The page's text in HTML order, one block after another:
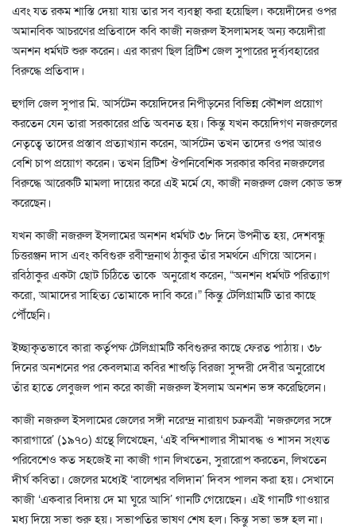
এবং যত রকম শাস্তি দেয়া যায় তার সব ব্যবস্থা করা হয়েছিল। কয়েদীদের ওপর
অমানবিক আচরণের প্রতিবাদে কবি কাজী নজরুল ইসলামসহ অন্য কয়েদীরা
অনশন ধর্মঘট শুরু করেন। এর কারণ ছিল ব্রিটিশ জেল সুপারের দুর্ব্যবহারের
বিরুদ্ধে প্রতিবাদ।
হুগলি জেল সুপার মি. আর্সটেন কয়েদিদের নিপীড়নের বিভিন্ন কৌশল প্রয়োগ
করতেন যেন তারা সরকারের প্রতি অবনত হয়। কিন্তু যখন কয়েদিগণ নজরুলের
নেতৃত্বে তাদের প্রস্তাব প্রত্যাখ্যান করেন, আর্সটেন তখন তাদের ওপর আরও
বেশি চাপ প্রয়োগ করেন। তখন ব্রিটিশ ঔপনিবেশিক সরকার কবির নজরুলের
বিরুদ্ধে আরেকটি মামলা দায়ের করে এই মর্মে যে, কাজী নজরুল জেল কোড ভঙ্গ
করেছেন।
যখন কাজী নজরুল ইসলামের অনশন ধর্মঘট ৩৮ দিনে উপনীত হয়, দেশবন্ধু
চিত্তরঞ্জন দাস এবং কবিগুরু রবীন্দ্রনাথ ঠাকুর তাঁর সমর্থনে এগিয়ে আসেন।
রবিঠাকুর একটা ছোট চিঠিতে তাকে অনুরোধ করেন, “অনশন ধর্মঘট পরিত্যাগ
করো, আমাদের সাহিত্য তোমাকে দাবি করে।” কিন্তু টেলিগ্রামটি তার কাছে
পৌঁছেনি।
ইচ্ছাকৃতভাবে কারা কর্তৃপক্ষ টেলিগ্রামটি কবিগুরুর কাছে ফেরত্ পাঠায়। ৩৮
দিনের অনশনের পর কেবলমাত্র কবির শাশুড়ি বিরজা সুন্দরী দেবীর অনুরোধে
তাঁর হাতে লেবুজল পান করে কাজী নজরুল ইসলাম অনশন ভঙ্গ করেছিলেন।
কাজী নজরুল ইসলামের জেলের সঙ্গী নরেন্দ্র নারায়ণ চক্রবত্রী ‘নজরুলের সঙ্গে
কারাগারে’ (১৯৭০) গ্রন্থে লিখেছেন, ‘এই বন্দিশালার সীমাবদ্ধ ও শাসন সংযত
পরিবেশেও কত সহজেই না কাজী গান লিখতেন, সুরারোপ করতেন, লিখতেন
দীর্ঘ কবিতা। জেলের মধ্যেই ‘বালেশ্বর বলিদান’ দিবস পালন করা হয়। সেখানে
কাজী ‘একবার বিদায় দে মা ঘুরে আসি’ গানটি গেয়েছেন। এই গানটি গাওয়ার
মধ্য দিয়ে সভা শুরু হয়। সভাপতির ভাষণ শেষ হল। কিন্তু সভা ভঙ্গ হল না।